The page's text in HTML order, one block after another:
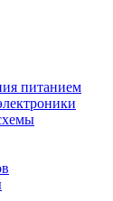
питанием